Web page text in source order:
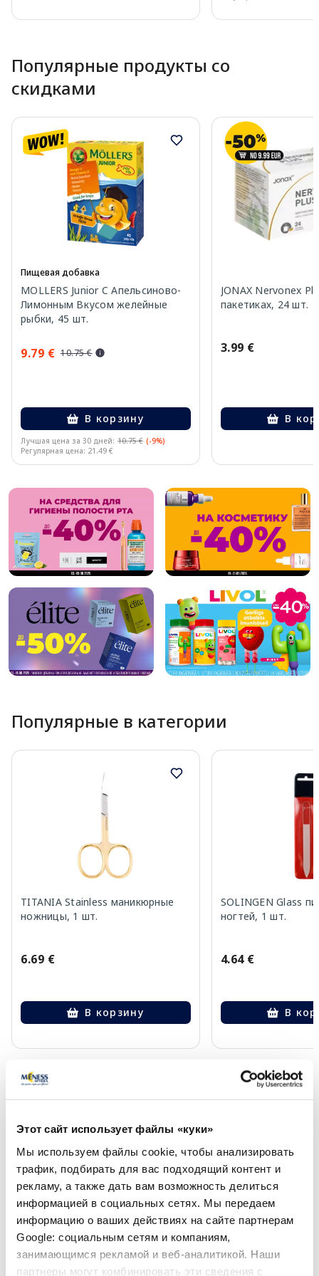
Этот сайт использует файлы «куки»
Мы используем файлы cookie, чтобы анализировать
трафик, подбирать для вас подходящий контент и
рекламу, а также дать вам возможность делиться
информацией в социальных сетях. Мы передаем
информацию о ваших действиях на сайте партнерам
Google: социальным сетям и компаниям,
занимающимся рекламой и веб-аналитикой. Наши
партнеры могут комбинировать эти сведения с
Популярные продукты со
скидками
Пищевая добавка
MOLLERS Junior C Апельсиново-
Лимонным Вкусом желейные
рыбки, 45 шт.
9.79 € 10.75 €
В корзину
Лучшая цена за 30 дней: 10.75 € (-9%)
Регулярная цена: 21.49 €
JONAX Nervonex
пакетиках, 24 шт.
3.99 €
В
Популярные в категории
TITANIA Stainless маникюрные
ножницы, 1 шт.
6.69 €
В корзину
SOLINGEN Glass
ногтей, 1 шт.
4.64 €
В
Солнечная защита летом ☀️
Более...
-60% -55%